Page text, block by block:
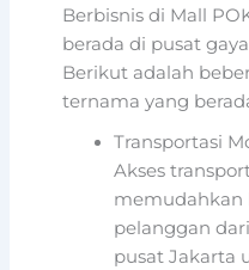
Berbisnis di Mall
berada di pusat
Berikut adalah
ternama yang
Transportasi
Akses
memudahkan
pelanggan
pusat Jakarta